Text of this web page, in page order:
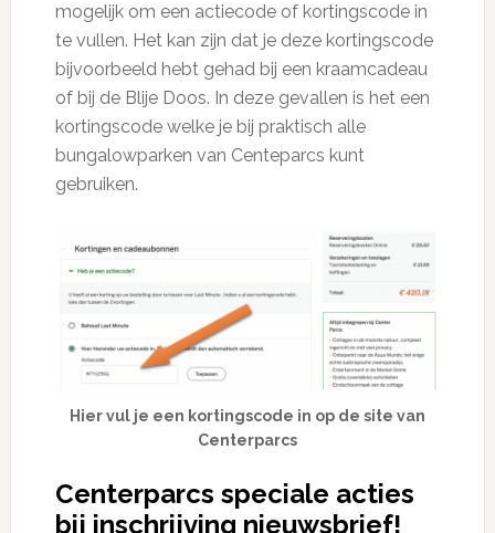
mogelijk om een actiecode of kortingscode in
te vullen. Het kan zijn dat je deze kortingscode
bijvoorbeeld hebt gehad bij een kraamcadeau
of bij de Blije Doos. In deze gevallen is het een
kortingscode welke je bij praktisch alle
bungalowparken van Centeparcs kunt
gebruiken.
Hier vul je een kortingscode in op de site van
Centerparcs
Centerparcs speciale acties
bij inschrijving nieuwsbrief!